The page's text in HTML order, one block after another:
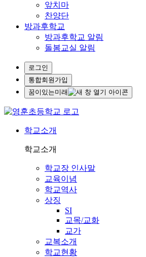
앞치마
찬양단
방과후학교
방과후학교 알림
돌봄교실 알림
로그인
통합회원가입
꿈이있는미래
학교소개
학교소개
학교장 인사말
교육이념
학교역사
상징
SI
교목/교화
교가
교복소개
학교현황